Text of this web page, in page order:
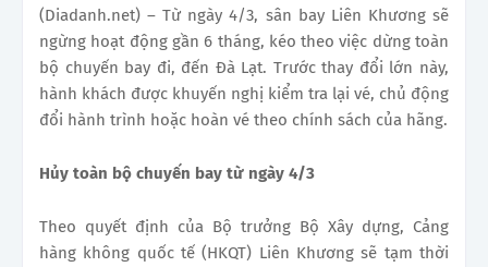
(Diadanh.net) – Từ ngày 4/3, sân bay Liên Khương sẽ
ngừng hoạt động gần 6 tháng, kéo theo việc dừng toàn
bộ chuyến bay đi, đến Đà Lạt. Trước thay đổi lớn này,
hành khách được khuyến nghị kiểm tra lại vé, chủ động
đổi hành trình hoặc hoàn vé theo chính sách của hãng.
Hủy toàn bộ chuyến bay từ ngày 4/3
Theo quyết định của Bộ trưởng Bộ Xây dựng, Cảng
hàng không quốc tế (HKQT) Liên Khương sẽ tạm thời